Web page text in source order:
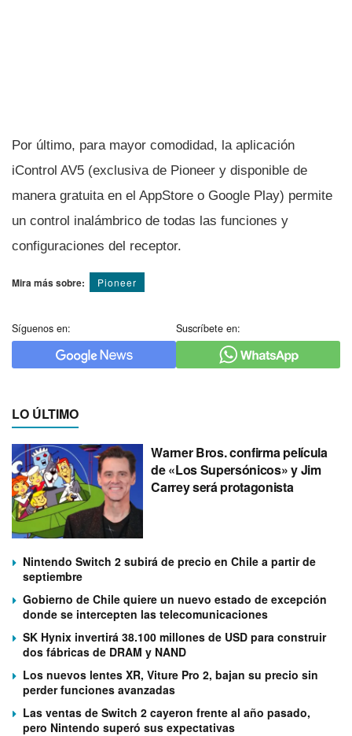
Por último, para mayor comodidad, la aplicación
iControl AV5 (exclusiva de Pioneer y disponible de
manera gratuita en el AppStore o Google Play) permite
un control inalámbrico de todas las funciones y
configuraciones del receptor.
Mira más sobre: Pioneer
Síguenos en: Suscríbete en:
LO ÚLTIMO
Warner Bros. confirma película
de «Los Supersónicos» y Jim
Carrey será protagonista
Nintendo Switch 2 subirá de precio en Chile a partir de
septiembre
Gobierno de Chile quiere un nuevo estado de excepción
donde se intercepten las telecomunicaciones
SK Hynix invertirá 38.100 millones de USD para construir
dos fábricas de DRAM y NAND
Los nuevos lentes XR, Viture Pro 2, bajan su precio sin
perder funciones avanzadas
Las ventas de Switch 2 cayeron frente al año pasado,
pero Nintendo superó sus expectativas